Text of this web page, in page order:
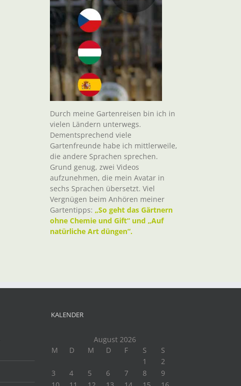
Durch meine Gartenreisen bin ich in
vielen Ländern unterwegs.
Dementsprechend viele
Gartenfreunde habe ich mittlerweile,
die andere Sprachen sprechen.
Grund genug, zwei Videos
aufzunehmen, die mein Avatar in
sechs Sprachen übersetzt. Viel
Vergnügen beim Anhören meiner
Gartentipps: „So geht das Gärtnern
ohne Chemie und Gift“ und „Auf
natürliche Art düngen“.
KALENDER
August 2026
M
D M D F S
S
1
2
3
4 5 6 7 8
9